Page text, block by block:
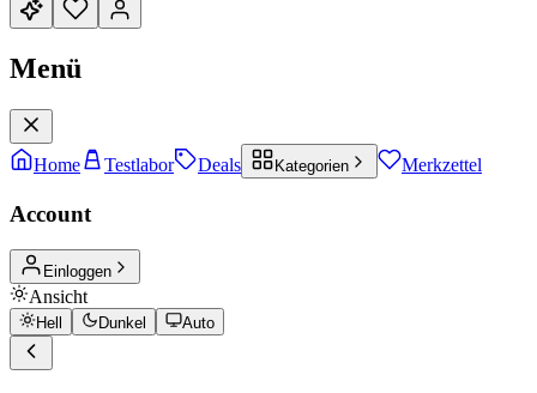
Menü
Home Testlabor Deals Kategorien Merkzettel
Account
Einloggen
Ansicht
Hell Dunkel Auto